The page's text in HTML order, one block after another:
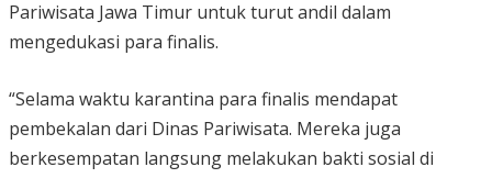
Pariwisata Jawa Timur untuk turut andil dalam
mengedukasi para finalis.
“Selama waktu karantina para finalis mendapat
pembekalan dari Dinas Pariwisata. Mereka juga
berkesempatan langsung melakukan bakti sosial di